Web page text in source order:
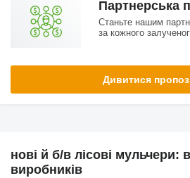
Партнерська
Станьте нашим
за кожного
Дивитися
нові й б/в лісові мульчери:
виробників